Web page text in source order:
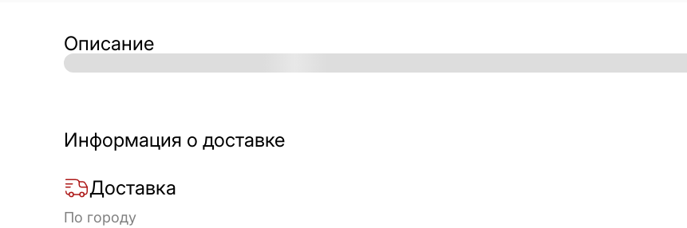
Описание
Информация о доставке
Доставка
По городу